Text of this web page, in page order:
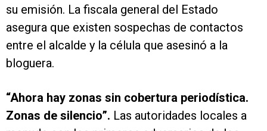
su emisión. La fiscala general del Estado
asegura que existen sospechas de contactos
entre el alcalde y la célula que asesinó a la
bloguera.
“Ahora hay zonas sin cobertura periodística.
Zonas de silencio”. Las autoridades locales a